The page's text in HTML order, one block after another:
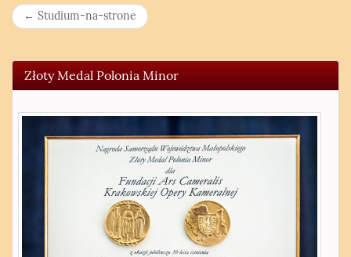
N
w
i
a
c
← Studium-na-strone
Złoty Medal Polonia Minor